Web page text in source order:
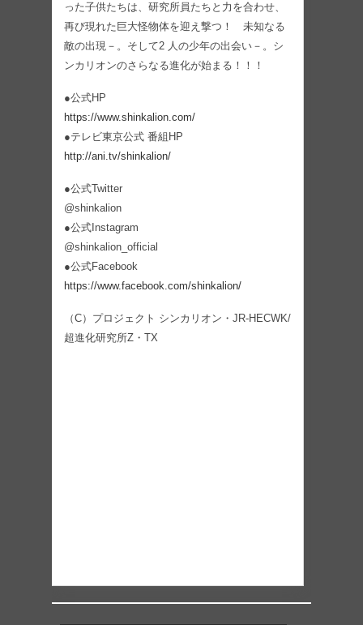
った子供たちは、研究所員たちと力を合わせ、
再び現れた巨大怪物体を迎え撃つ！ 未知なる
敵の出現－。そして2 人の少年の出会い－。シ
ンカリオンのさらなる進化が始まる！！！
●公式HP
https://www.shinkalion.com/
●テレビ東京公式 番組HP
http://ani.tv/shinkalion/
●公式Twitter
@shinkalion
●公式Instagram
@shinkalion_official
●公式Facebook
https://www.facebook.com/shinkalion/
（C）プロジェクト シンカリオン・JR-HECWK/
超進化研究所Z・TX